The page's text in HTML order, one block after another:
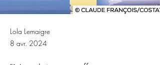
Lola Lemaigre
8 avr. 2024